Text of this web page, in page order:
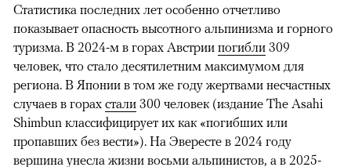
Статистика последних лет особенно отчетливо
показывает опасность высотного альпинизма и горного
туризма. В 2024-м в горах Австрии погибли 309
человек, что стало десятилетним максимумом для
региона. В Японии в том же году жертвами несчастных
случаев в горах стали 300 человек (издание The Asahi
Shimbun классифицирует их как «погибших или
пропавших без вести»). На Эвересте в 2024 году
вершина унесла жизни восьми альпинистов, а в 2025-